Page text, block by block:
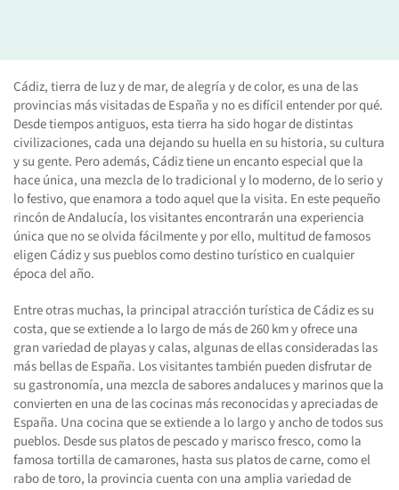
Cádiz, tierra de luz y de mar, de alegría y de color, es una de las
provincias más visitadas de España y no es difícil entender por qué.
Desde tiempos antiguos, esta tierra ha sido hogar de distintas
civilizaciones, cada una dejando su huella en su historia, su cultura
y su gente. Pero además, Cádiz tiene un encanto especial que la
hace única, una mezcla de lo tradicional y lo moderno, de lo serio y
lo festivo, que enamora a todo aquel que la visita. En este pequeño
rincón de Andalucía, los visitantes encontrarán una experiencia
única que no se olvida fácilmente y por ello, multitud de famosos
eligen Cádiz y sus pueblos como destino turístico en cualquier
época del año.
Entre otras muchas, la principal atracción turística de Cádiz es su
costa, que se extiende a lo largo de más de 260 km y ofrece una
gran variedad de playas y calas, algunas de ellas consideradas las
más bellas de España. Los visitantes también pueden disfrutar de
su gastronomía, una mezcla de sabores andaluces y marinos que la
convierten en una de las cocinas más reconocidas y apreciadas de
España. Una cocina que se extiende a lo largo y ancho de todos sus
pueblos. Desde sus platos de pescado y marisco fresco, como la
famosa tortilla de camarones, hasta sus platos de carne, como el
rabo de toro, la provincia cuenta con una amplia variedad de